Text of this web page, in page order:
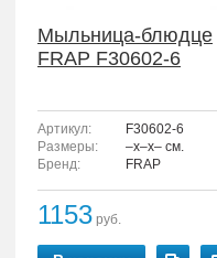
Мыльница-блюдце
FRAP F30602-6
Артикул:
F30602-6
Размеры:
–x–x– см.
Бренд:
FRAP
1153 руб.